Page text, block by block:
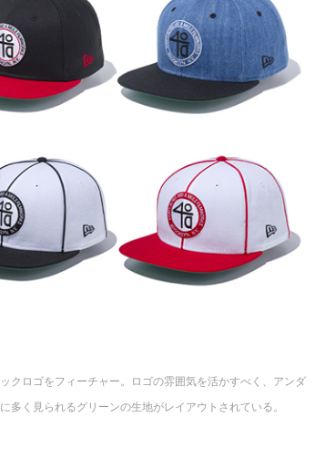
クロゴをフィーチャー。ロゴの雰囲気を活かすべく、アンダ
多く見られるグリーンの生地がレイアウトされている。